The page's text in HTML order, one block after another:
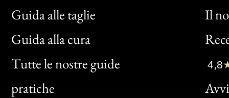
Guida alle taglie
Guida alla cura
Tutte le nostre guide
pratiche
Il
Bon
Clic
Bon
4,8